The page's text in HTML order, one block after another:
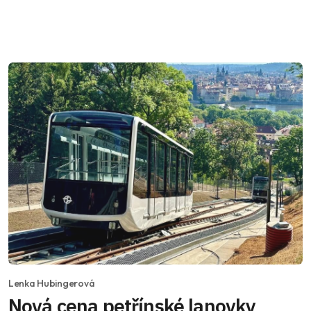
Lenka Hubingerová